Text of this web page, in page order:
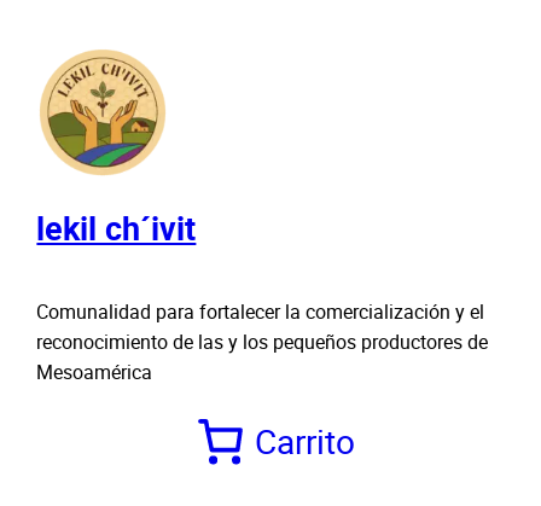
contenido
lekil ch´ivit
Comunalidad para fortalecer la comercialización y el
reconocimiento de las y los pequeños productores de
Mesoamérica
Carrito